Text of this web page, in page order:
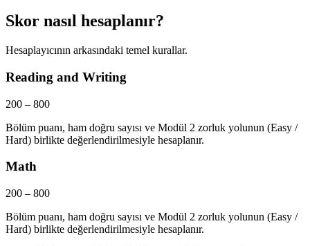
Skor nasıl hesaplanır?
Hesaplayıcının arkasındaki temel kurallar.
Reading and Writing
200 – 800
Bölüm puanı, ham doğru sayısı ve Modül 2 zorluk yolunun (Easy /
Hard) birlikte değerlendirilmesiyle hesaplanır.
Math
200 – 800
Bölüm puanı, ham doğru sayısı ve Modül 2 zorluk yolunun (Easy /
Hard) birlikte değerlendirilmesiyle hesaplanır.